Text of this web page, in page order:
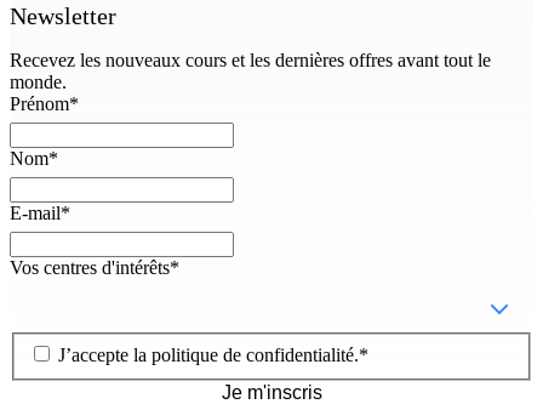
Newsletter
Recevez les nouveaux cours et les dernières offres avant tout le
monde.
Prénom*
Nom*
E-mail*
Vos centres d'intérêts*
J’accepte la politique de confidentialité.*
Je m'inscris